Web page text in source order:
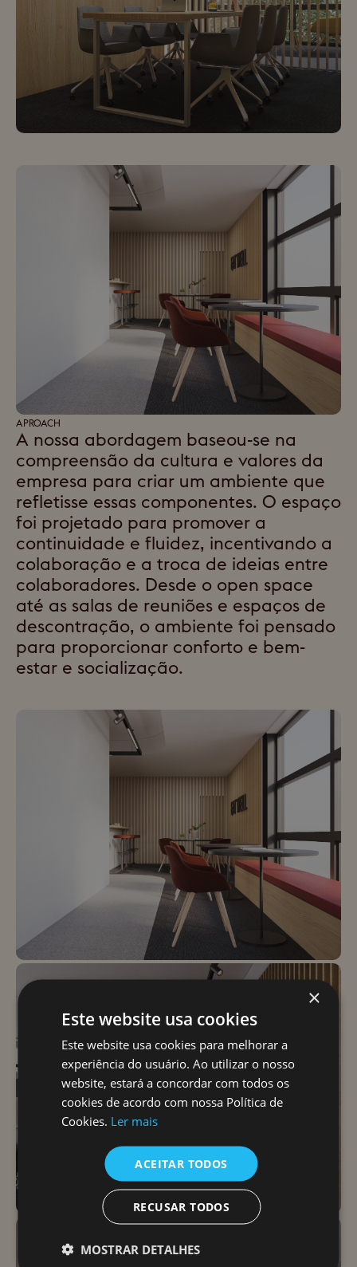
APROACH
A nossa abordagem baseou-se na
compreensão da cultura e valores da
empresa para criar um ambiente que
refletisse essas componentes. O espaço
foi projetado para promover a
continuidade e fluidez, incentivando a
colaboração e a troca de ideias entre
colaboradores. Desde o open space
até as salas de reuniões e espaços de
descontração, o ambiente foi pensado
para proporcionar conforto e bem-
estar e socialização.
×
Este website usa cookies
Este website usa cookies para melhorar a
experiência do usuário. Ao utilizar o nosso
website, estará a concordar com todos os
cookies de acordo com nossa Política de
Cookies. Ler mais
ACEITAR TODOS
RECUSAR TODOS
MOSTRAR DETALHES